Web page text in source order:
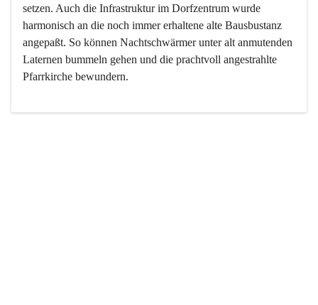
setzen. Auch die Infrastruktur im Dorfzentrum wurde
harmonisch an die noch immer erhaltene alte Bausbustanz
angepaßt. So können Nachtschwärmer unter alt anmutenden
Laternen bummeln gehen und die prachtvoll angestrahlte
Pfarrkirche bewundern.
Der Weinbau dominert heute nicht mehr, ist aber integrativer